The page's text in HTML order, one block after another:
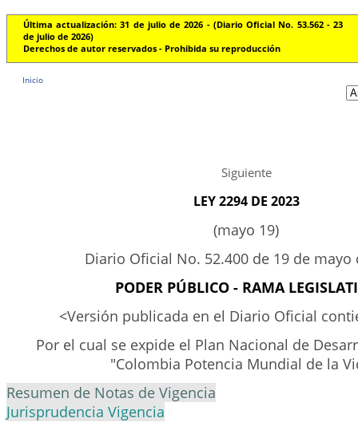
Última actualización: 31 de julio de 2026 - (Diario Oficial No. 53.562 - 23
de julio de 2026)
Derechos de autor reservados - Prohibida su reproducción
Inicio
Siguiente
LEY 2294 DE 2023
(mayo 19)
Diario Oficial No. 52.400 de 19 de mayo
PODER PÚBLICO - RAMA
<Versión publicada en el Diario Oficial
Por el cual se expide el Plan Nacional de
"Colombia Potencia Mundial de la
Resumen de Notas de Vigencia
Jurisprudencia Vigencia